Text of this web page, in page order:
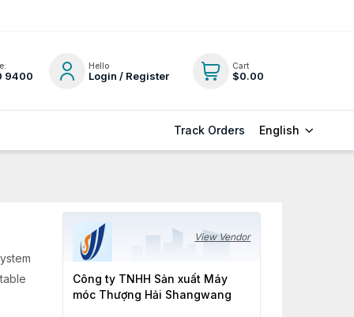
9400
Hello
Login / Register
Cart
$0.00
Track Orders English
View Vendor
Công ty TNHH Sản xuất Máy
móc Thượng Hải Shangwang